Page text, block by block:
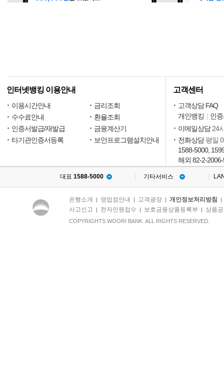
인터넷뱅킹 이용안내
이용시간안내
금리조회
수수료안내
환율조회
인증서발급/재발급
금융계산기
타기관인증서등록
보안프로그램설치안내
고객센터
고객상담 FAQ
개인뱅킹
인
이메일상담 24
전화상담평일
1588-5000,
해외 82-2-
대표 1588-5000 기타서비스
은행소개 | 영업점안내 | 고객광장| 개인정보처리방침
사고신고 | 전자민원접수 | 보호금융상품등록부 | 상품
COPYRIGHTS WOORI BANK. ALL RIGHTS RESERVED.